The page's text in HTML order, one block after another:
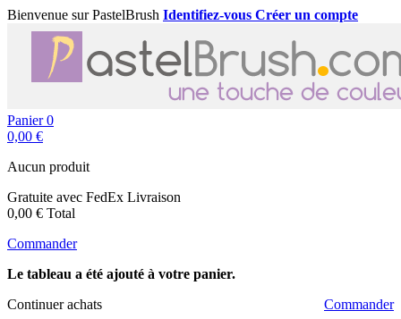
Bienvenue sur PastelBrush Identifiez-vous Créer un compte
Panier 0
0,00 €
Aucun produit
Gratuite avec FedEx Livraison
0,00 € Total
Commander
Le tableau a été ajouté à votre panier.
Continuer achats
Commander